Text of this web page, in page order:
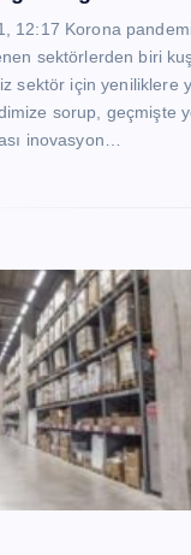
12:17 Korona
sektörlerden biri
sektör için yeniliklere
sorup, geçmişte
inovasyon…